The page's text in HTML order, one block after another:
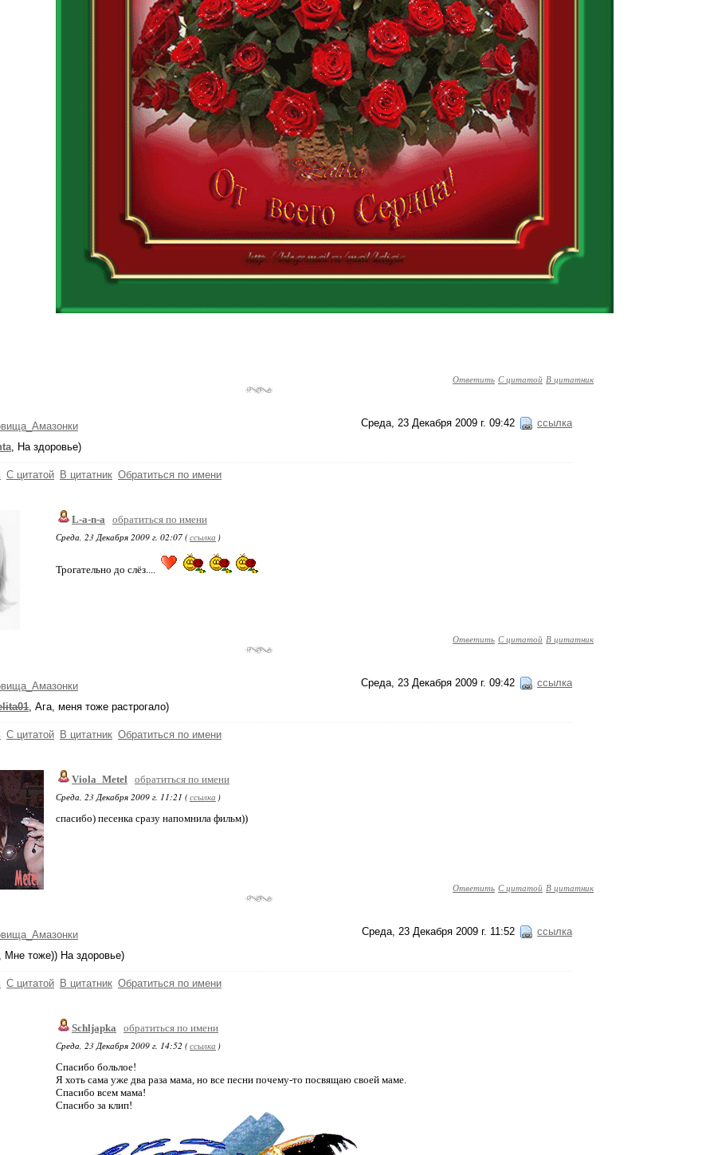
Ответить С цитатой В цитатник
Среда, 23 Декабря 2009 г. 09:42 ссылка
, На здоровье)
С цитатой В цитатник Обратиться по имени
L-a-n-a
обратиться по имени
Среда, 23 Декабря 2009 г. 02:07 (ссылка )
Трогательно до слёз....
Ответить С цитатой В цитатник
Среда, 23 Декабря 2009 г. 09:42 ссылка
, Ага, меня тоже растрогало)
С цитатой В цитатник Обратиться по имени
Viola_Metel обратиться по имени
Среда, 23 Декабря 2009 г. 11:21 (ссылка )
спасибо) песенка сразу напомнила фильм))
Ответить С цитатой В цитатник
Среда, 23 Декабря 2009 г. 11:52 ссылка
Мне тоже)) На здоровье)
С цитатой В цитатник Обратиться по имени
Schljapka
обратиться по имени
Среда, 23 Декабря 2009 г. 14:52 (ссылка )
Спасибо больлое!
Я хоть сама уже два раза мама, но все песни почему-то посвящаю своей маме.
Спасибо всем мама!
Спасибо за клип!